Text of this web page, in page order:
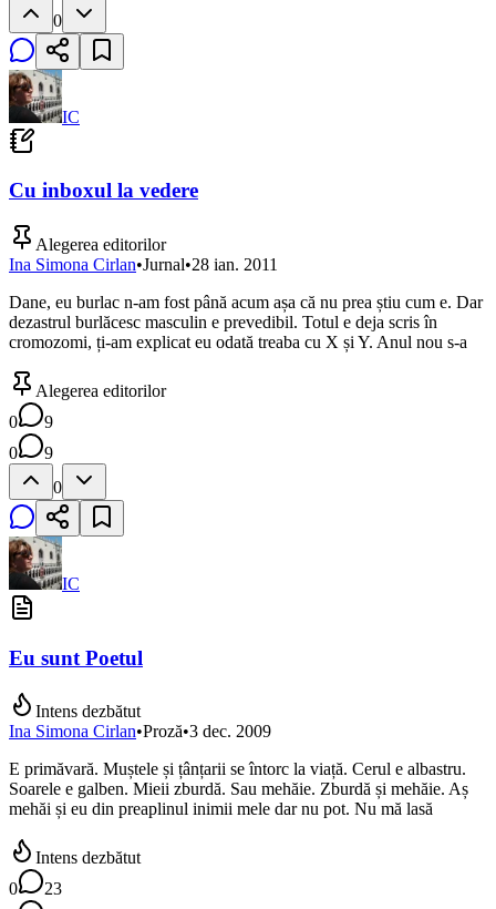
0
IC
Cu inboxul la vedere
Alegerea editorilor
Ina Simona Cirlan•Jurnal•28 ian. 2011
Dane, eu burlac n-am fost până acum așa că nu prea știu cum e. Dar
dezastrul burlăcesc masculin e prevedibil. Totul e deja scris în
cromozomi, ți-am explicat eu odată treaba cu X și Y. Anul nou s-a
Alegerea editorilor
0
9
0
9
0
IC
Eu sunt Poetul
Intens dezbătut
Ina Simona Cirlan•Proză•3 dec. 2009
E primăvară. Muștele și țânțarii se întorc la viață. Cerul e albastru.
Soarele e galben. Mieii zburdă. Sau mehăie. Zburdă și mehăie. Aș
mehăi și eu din preaplinul inimii mele dar nu pot. Nu mă lasă
Intens dezbătut
0
23